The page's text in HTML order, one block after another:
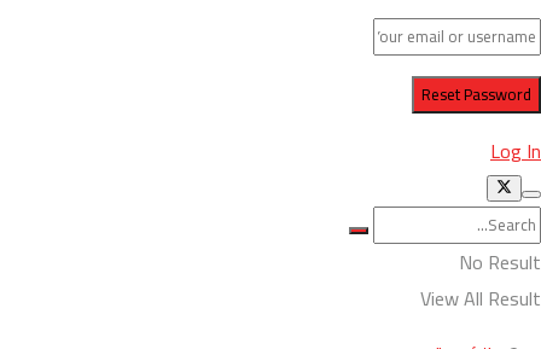
Log In
No Result
View All Result